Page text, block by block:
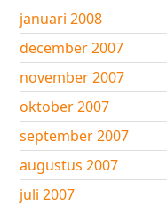
januari 2008
december 2007
november 2007
oktober 2007
september 2007
augustus 2007
juli 2007